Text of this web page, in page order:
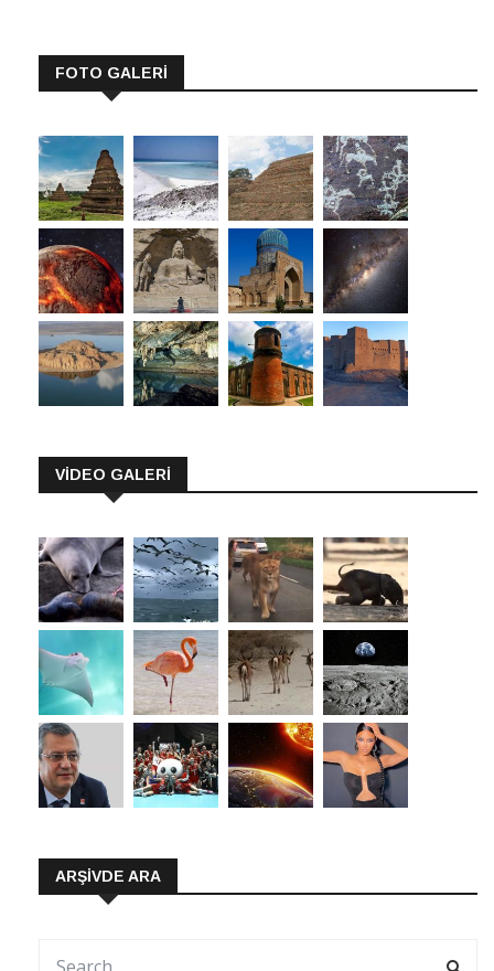
FOTO GALERİ
VİDEO GALERİ
ARŞIVDE ARA